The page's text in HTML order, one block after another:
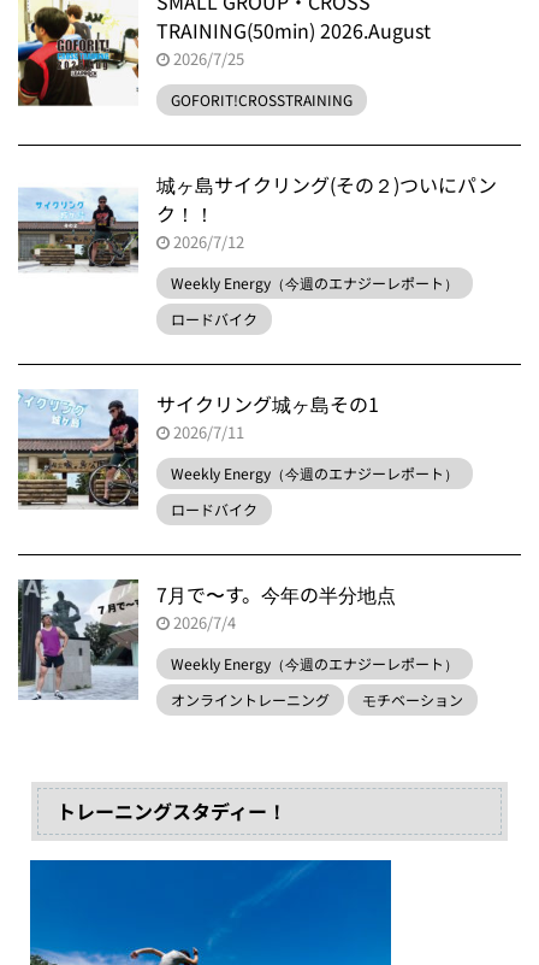
TRAINING(50min) 2026.August
2026/7/25
GOFORIT!CROSSTRAINING
城ヶ島サイクリング(その２)ついにパン
ク！！
2026/7/12
Weekly Energy（今週のエナジーレポート）
ロードバイク
サイクリング城ヶ島その1
2026/7/11
Weekly Energy（今週のエナジーレポート）
ロードバイク
7月で〜す。今年の半分地点
2026/7/4
Weekly Energy（今週のエナジーレポート）
オンライントレーニング
モチベーション
トレーニングスタディー！